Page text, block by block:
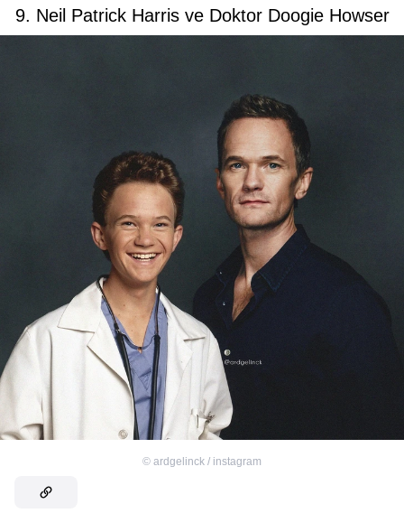
9. Neil Patrick Harris ve Doktor Doogie Howser
© ardgelinck / instagram